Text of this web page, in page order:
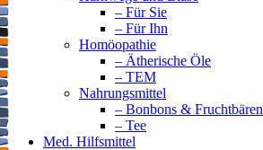
– Für Sie
– Für Ihn
Homöopathie
– Ätherische Öle
– TEM
Nahrungsmittel
– Bonbons & Fruchtbären
– Tee
Med. Hilfsmittel